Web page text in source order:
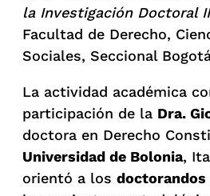
la Investigación Doctoral
Facultad de Derecho,
Sociales, Seccional
La actividad académica
participación de la Dra.
doctora en Derecho
Universidad de Bolonia,
orientó a los doctorandos